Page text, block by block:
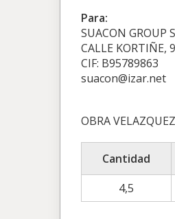
Para:
SUACON GROUP
CALLE KORTIÑE,
CIF: B95789863
suacon@izar.net
OBRA
Cantidad
4,5